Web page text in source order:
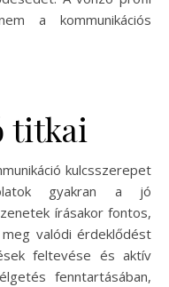
a kommunikációs
titkai
kulcsszerepet
gyakran a jó
írásakor fontos,
valódi érdeklődést
feltevése és aktív
fenntartásában,